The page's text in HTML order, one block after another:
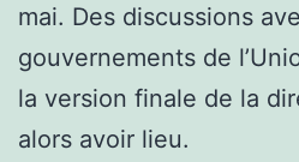
mai. Des discussions
gouvernements de
la version finale de la
alors avoir lieu.